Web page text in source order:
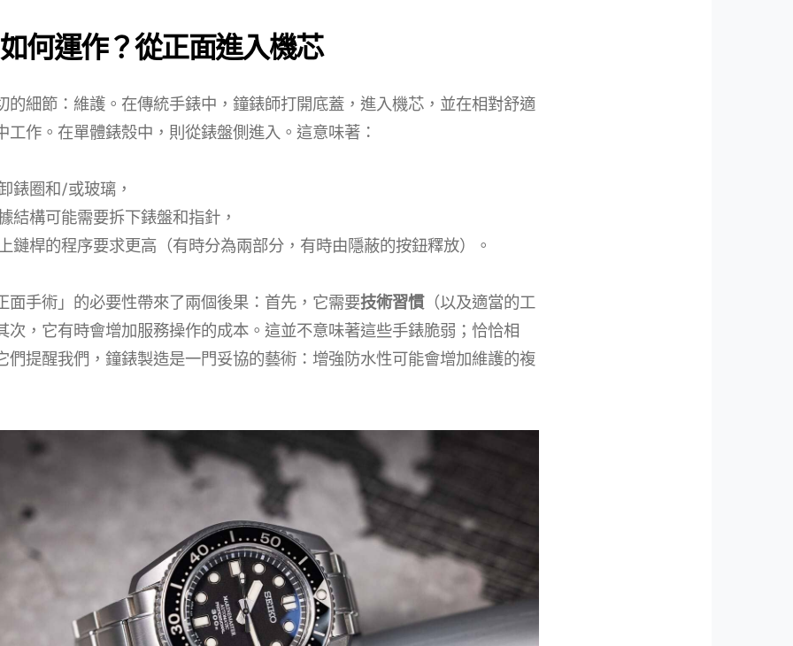
何運作？從正面進入機芯
的細節：維護。在傳統手錶中，鐘錶師打開底蓋，進入機芯，並在相對舒適
工作。在單體錶殼中，則從錶盤側進入。這意味著：
錶圈和/或玻璃，
結構可能需要拆下錶盤和指針，
鏈桿的程序要求更高（有時分為兩部分，有時由隱蔽的按鈕釋放）。
面手術」的必要性帶來了兩個後果：首先，它需要技術習慣（以及適當的工
次，它有時會增加服務操作的成本。這並不意味著這些手錶脆弱；恰恰相
們提醒我們，鐘錶製造是一門妥協的藝術：增強防水性可能會增加維護的複